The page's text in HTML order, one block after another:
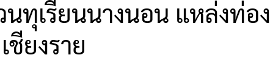
ทุเรียนนางนอน แหล่งท่อ
ชียงราย